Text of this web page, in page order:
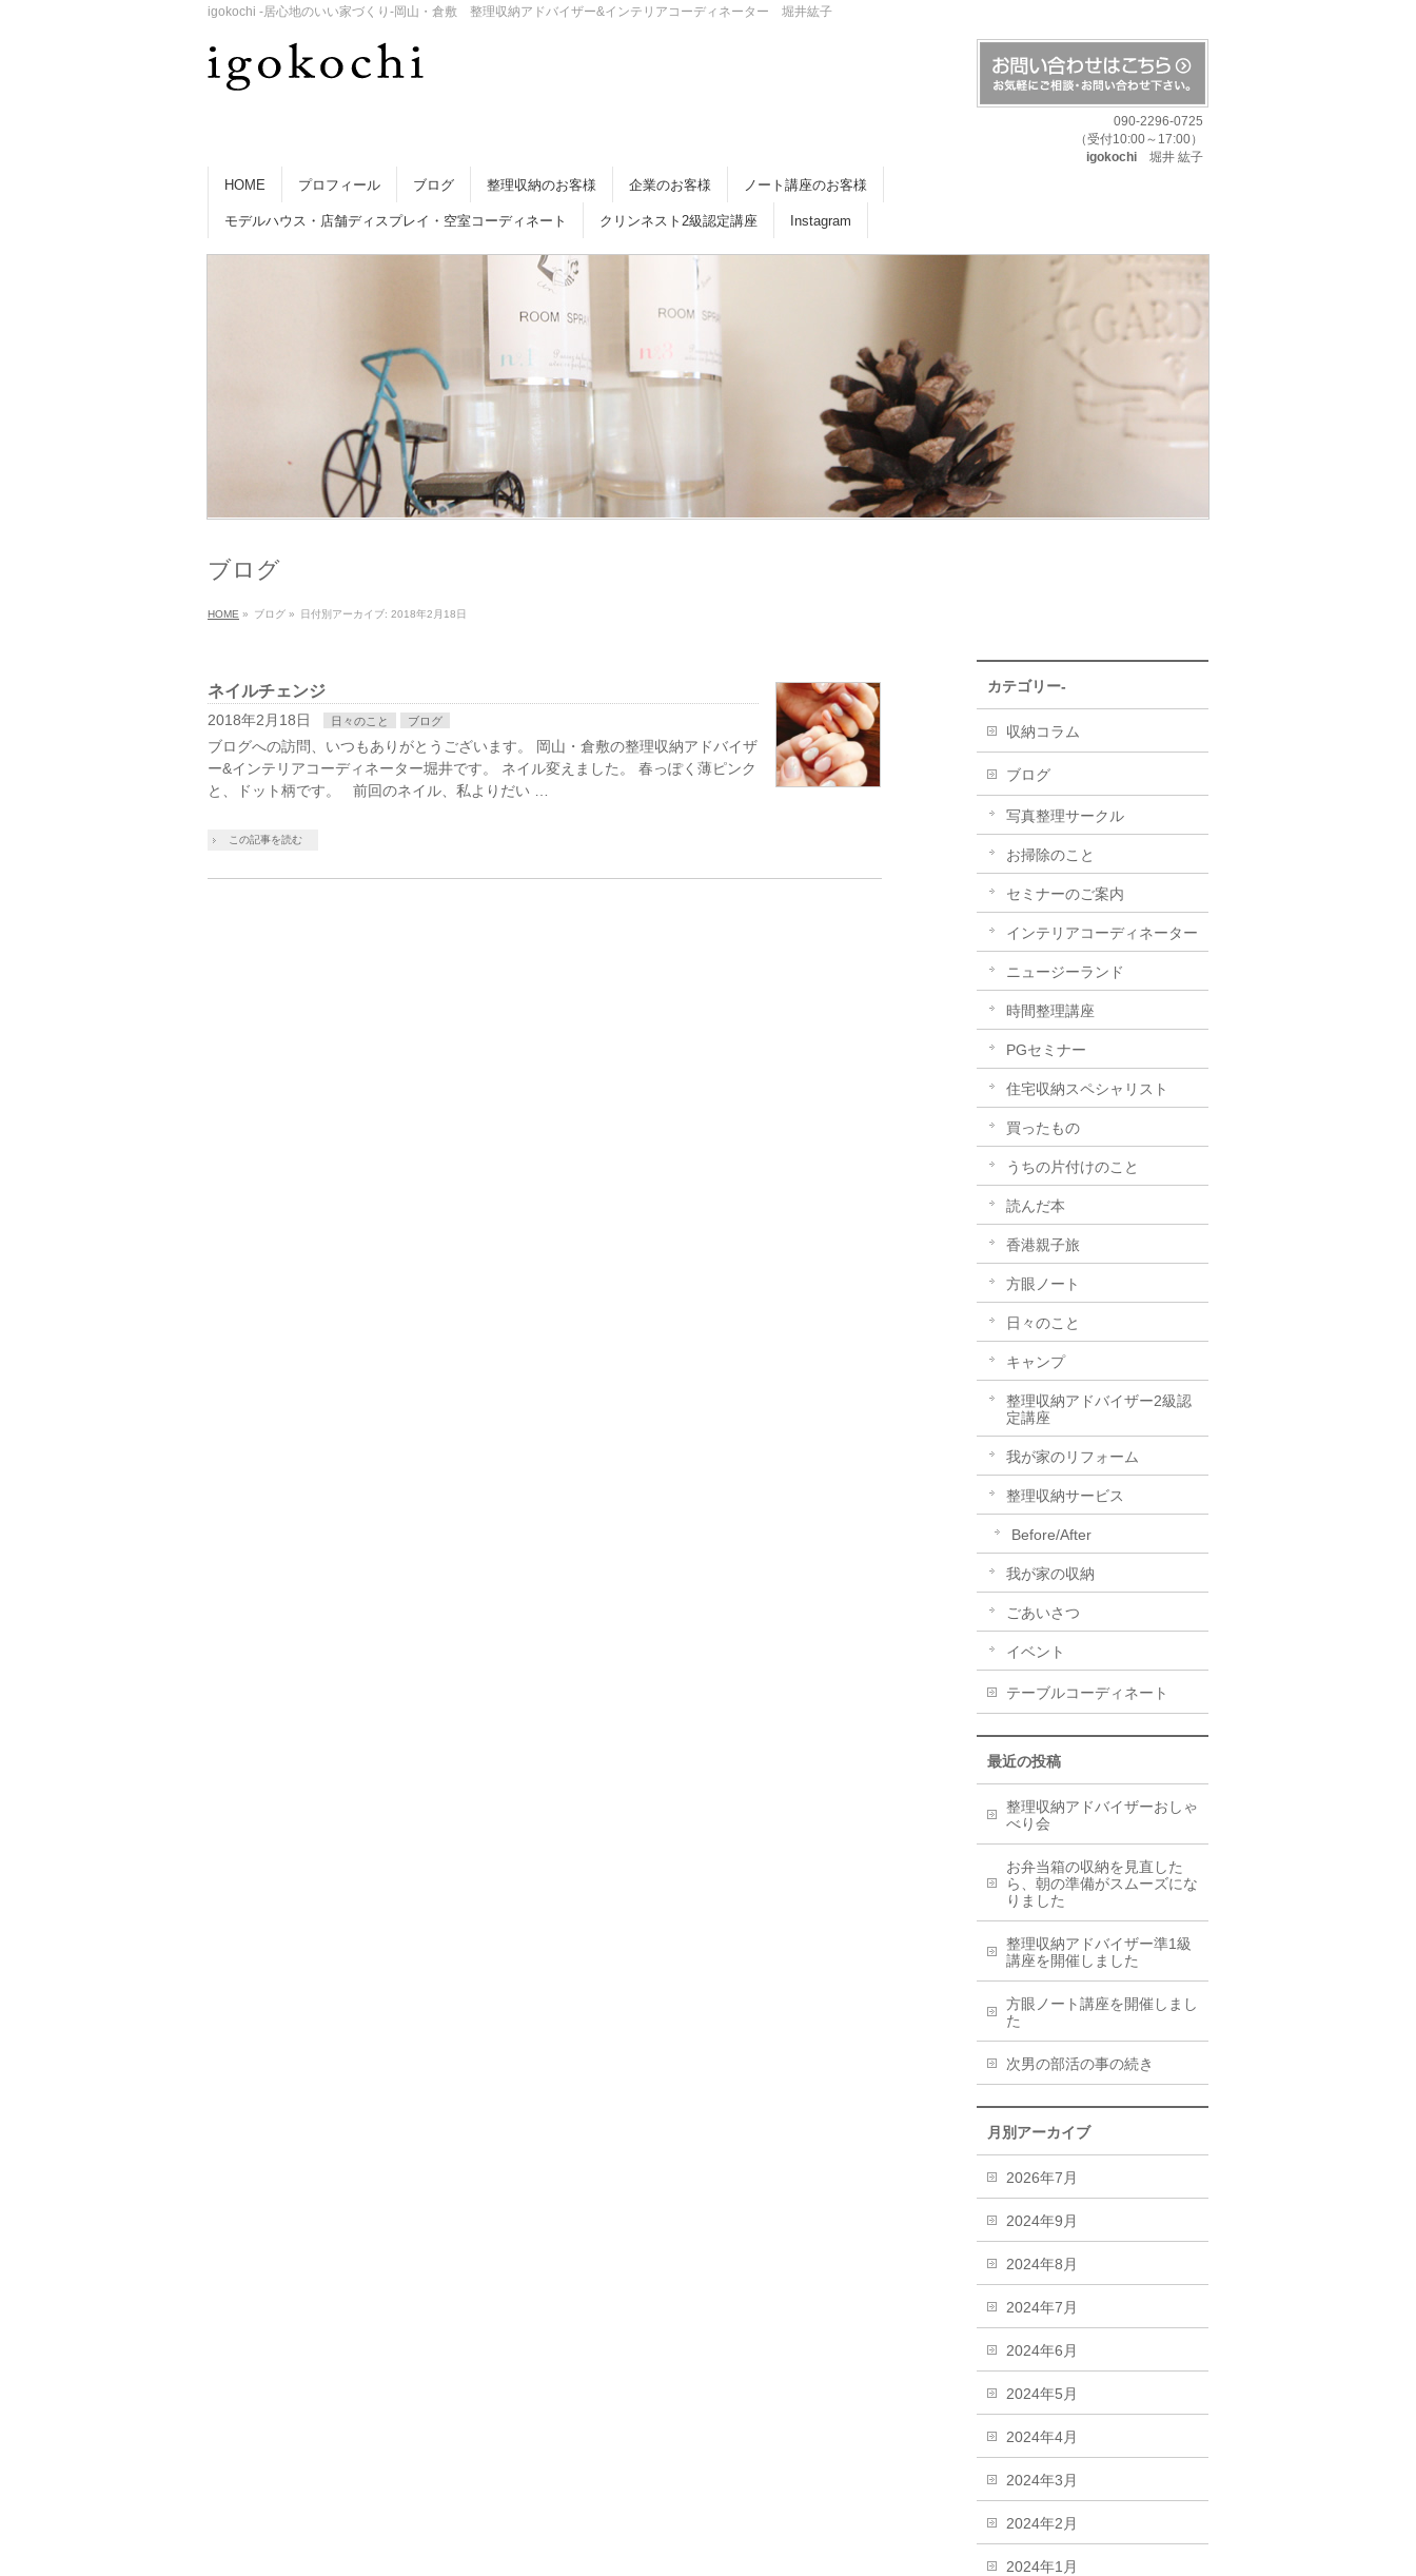
igokochi -居心地のいい家づくり-岡山・倉敷 整理収納アドバイザー&インテリアコーディネーター 堀井紘子
090-2296-0725
（受付10:00～17:00）
igokochi 堀井 紘子
HOME プロフィール ブログ 整理収納のお客様 企業のお客様 ノート講座のお客様
モデルハウス・店舗ディスプレイ・空室コーディネート クリンネスト2級認定講座 Instagram
ブログ
HOME » ブログ » 日付別アーカイブ: 2018年2月18日
ネイルチェンジ
2018年2月18日 日々のこと ブログ
ブログへの訪問、いつもありがとうございます。 岡山・倉敷の整理収納アドバイザ
ー&インテリアコーディネーター堀井です。 ネイル変えました。 春っぽく薄ピンク
と、ドット柄です。 前回のネイル、私よりだい …
この記事を読む
カテゴリー-
収納コラム
ブログ
写真整理サークル
お掃除のこと
セミナーのご案内
インテリアコーディネーター
ニュージーランド
時間整理講座
PGセミナー
住宅収納スペシャリスト
買ったもの
うちの片付けのこと
読んだ本
香港親子旅
方眼ノート
日々のこと
キャンプ
整理収納アドバイザー2級認
定講座
我が家のリフォーム
整理収納サービス
Before/After
我が家の収納
ごあいさつ
イベント
テーブルコーディネート
最近の投稿
整理収納アドバイザーおしゃ
べり会
お弁当箱の収納を見直した
ら、朝の準備がスムーズにな
りました
整理収納アドバイザー準1級
講座を開催しました
方眼ノート講座を開催しまし
た
次男の部活の事の続き
月別アーカイブ
2026年7月
2024年9月
2024年8月
2024年7月
2024年6月
2024年5月
2024年4月
2024年3月
2024年2月
2024年1月